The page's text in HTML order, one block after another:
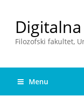
Filozofski fakultet,
Menu